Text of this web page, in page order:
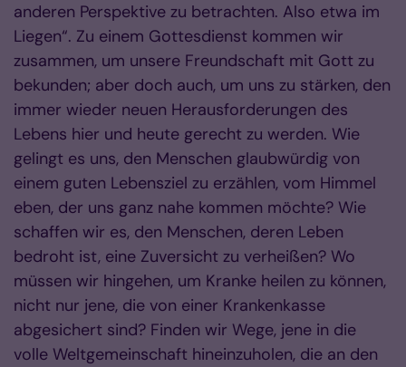
anderen Perspektive zu betrachten. Also etwa im
Liegen“. Zu einem Gottesdienst kommen wir
zusammen, um unsere Freundschaft mit Gott zu
bekunden; aber doch auch, um uns zu stärken, den
immer wieder neuen Herausforderungen des
Lebens hier und heute gerecht zu werden. Wie
gelingt es uns, den Menschen glaubwürdig von
einem guten Lebensziel zu erzählen, vom Himmel
eben, der uns ganz nahe kommen möchte? Wie
schaffen wir es, den Menschen, deren Leben
bedroht ist, eine Zuversicht zu verheißen? Wo
müssen wir hingehen, um Kranke heilen zu können,
nicht nur jene, die von einer Krankenkasse
abgesichert sind? Finden wir Wege, jene in die
volle Weltgemeinschaft hineinzuholen, die an den